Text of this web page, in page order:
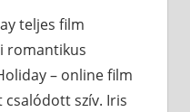
teljes film
romantikus
– online film
szív. Iris